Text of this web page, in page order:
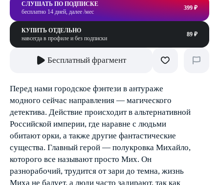
СЛУШАТЬ ПО ПОДПИСКЕ
бесплатно 14 дней, далее /мес
399 ₽
КУПИТЬ ОТДЕЛЬНО
навсегда в профиле и без подписки
89 ₽
Бесплатный фрагмент
Перед нами городское фэнтези в антураже
модного сейчас направления — магического
детектива. Действие происходит в альтернативной
Российской империи, где наравне с людьми
обитают орки, а также другие фантастические
существа. Главный герой — полукровка Михайло,
которого все называют просто Мих. Он
разнорабочий, трудится от зари до темна, жизнь
Миха не балует, а люди часто задирают, так как